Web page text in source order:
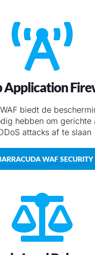
Application
biedt de
hebben om gerichte
attacks af te slaan
WAF SECURITY